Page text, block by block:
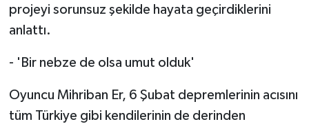
projeyi sorunsuz şekilde hayata geçirdiklerini
anlattı.
- 'Bir nebze de olsa umut olduk'
Oyuncu Mihriban Er, 6 Şubat depremlerinin acısını
tüm Türkiye gibi kendilerinin de derinden